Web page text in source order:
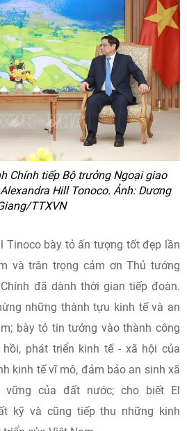
Chính tiếp Bộ trưởng Ngoại giao
Hill Tonoco. Ảnh: Dương
TTXVN
Tinoco bày tỏ ấn tượng tốt đẹp lần
và trân trọng cảm ơn Thủ tướng
đã dành thời gian tiếp đoàn.
những thành tựu kinh tế và an
bày tỏ tin tưởng vào thành công
phát triển kinh tế - xã hội của
kinh tế vĩ mô, đảm bảo an sinh xã
của đất nước; cho biết El
kỹ và cũng tiếp thu những kinh